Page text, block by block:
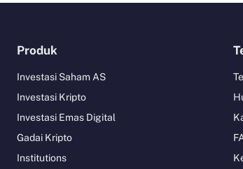
Produk
Investasi Saham AS
Investasi Kripto
Investasi Emas Digital
Gadai Kripto
Institutions